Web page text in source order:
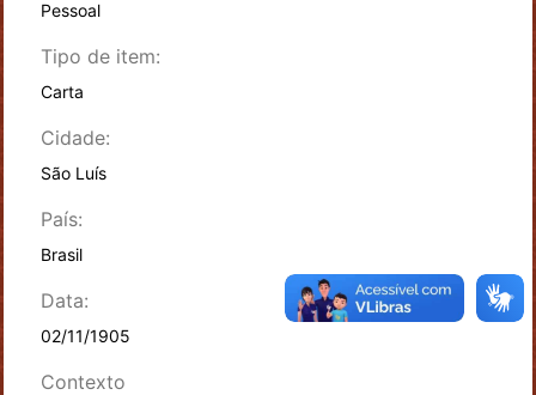
Pessoal
Tipo de item:
Carta
Cidade:
São Luís
País:
Brasil
Data:
02/11/1905
Contexto